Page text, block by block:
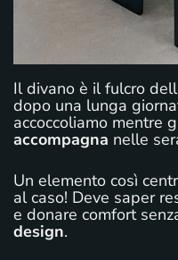
Il divano è il fulcro
dopo una lunga
accoccoliamo mentre
accompagna nelle
Un elemento così
al caso! Deve saper
e donare comfort
design.